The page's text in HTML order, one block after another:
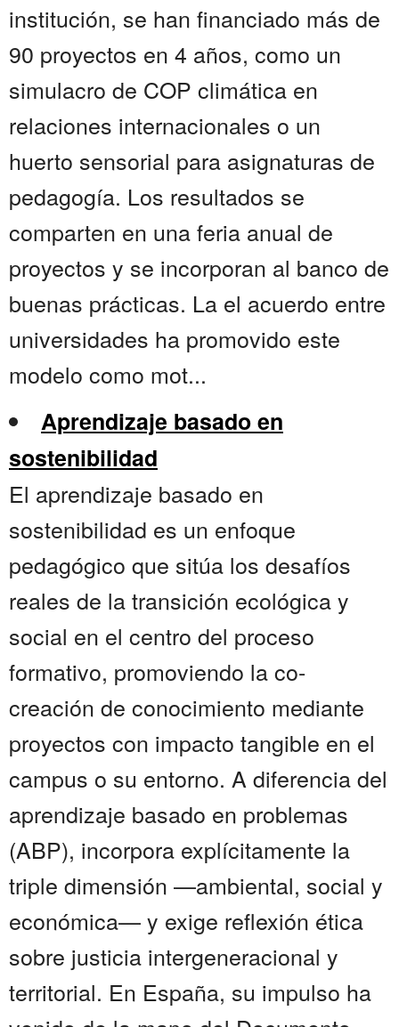
institución, se han financiado más de
90 proyectos en 4 años, como un
simulacro de COP climática en
relaciones internacionales o un
huerto sensorial para asignaturas de
pedagogía. Los resultados se
comparten en una feria anual de
proyectos y se incorporan al banco de
buenas prácticas. La el acuerdo entre
universidades ha promovido este
modelo como mot...
Aprendizaje basado en
sostenibilidad
El aprendizaje basado en
sostenibilidad es un enfoque
pedagógico que sitúa los desafíos
reales de la transición ecológica y
social en el centro del proceso
formativo, promoviendo la co-
creación de conocimiento mediante
proyectos con impacto tangible en el
campus o su entorno. A diferencia del
aprendizaje basado en problemas
(ABP), incorpora explícitamente la
triple dimensión —ambiental, social y
económica— y exige reflexión ética
sobre justicia intergeneracional y
territorial. En España, su impulso ha